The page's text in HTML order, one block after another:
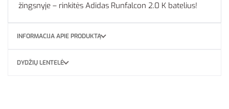
žingsnyje – rinkitės Adidas Runfalcon 2.0 K batelius!
INFORMACIJA APIE PRODUKTĄ
DYDŽIŲ LENTELĖ